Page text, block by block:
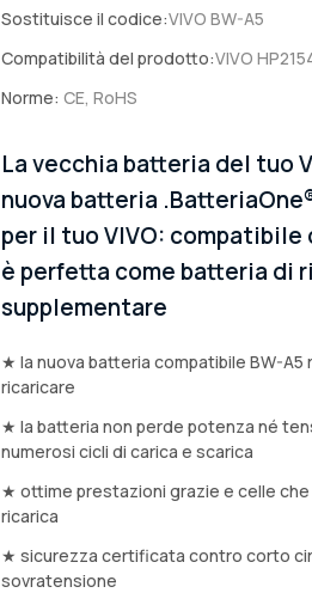
Sostituisce il codice:VIVO BW-A5
Compatibilità del prodotto:VIVO
Norme: CE, RoHS
La vecchia batteria del tuo
nuova batteria
per il tuo VIVO:
è perfetta come batteria di
supplementare
★ la nuova batteria compatibile BW-
ricaricare
★ la batteria non perde potenza né
numerosi cicli di carica e scarica
★ ottime prestazioni grazie e celle
ricarica
★ sicurezza certificata contro corto
sovratensione